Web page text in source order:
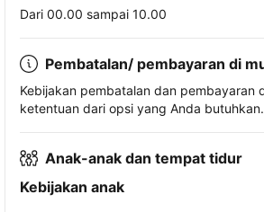
Dari 00.00 sampai 10.00
Pembatalan/ pembayaran di
Kebijakan pembatalan dan
ketentuan dari opsi yang Anda butuhkan.
Anak-anak dan tempat tidur
Kebijakan anak